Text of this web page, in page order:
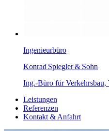
Ingenieurbüro
Konrad Spiegler& Sohn
Ing.-Büro für Verkehrsbau,
Leistungen
Referenzen
Kontakt & Anfahrt